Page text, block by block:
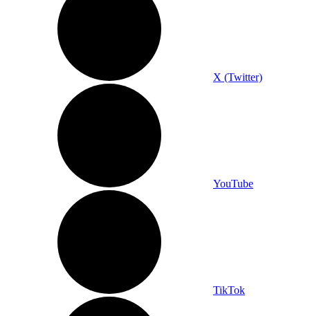
X (Twitter)
YouTube
TikTok